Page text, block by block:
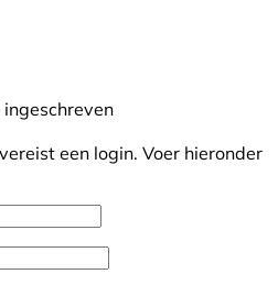
ingeschreven
een login. Voer hieronder